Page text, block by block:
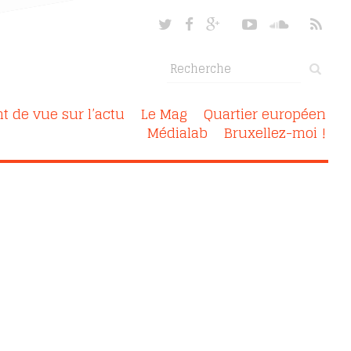
de vue sur l’actu Le Mag Quartier européen
Médialab Bruxellez-moi !